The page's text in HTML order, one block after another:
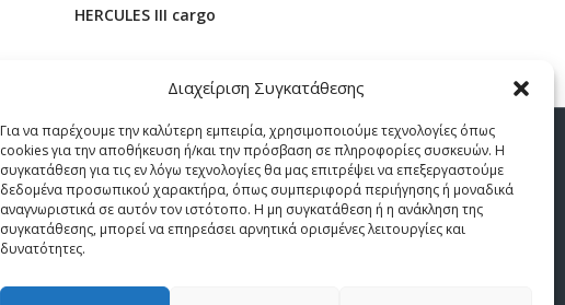
Διαχείριση Συγκατάθεσης
Για να παρέχουμε την καλύτερη εμπειρία, χρησιμοποιούμε τεχνολογίες όπως
cookies για την αποθήκευση ή/και την πρόσβαση σε πληροφορίες συσκευών. Η
συγκατάθεση για τις εν λόγω τεχνολογίες θα μας επιτρέψει να επεξεργαστούμε
δεδομένα προσωπικού χαρακτήρα, όπως συμπεριφορά περιήγησης ή μοναδικά
αναγνωριστικά σε αυτόν τον ιστότοπο. Η μη συγκατάθεση ή η ανάκληση της
συγκατάθεσης, μπορεί να επηρεάσει αρνητικά ορισμένες λειτουργίες και
δυνατότητες.
HERCULES III cargo